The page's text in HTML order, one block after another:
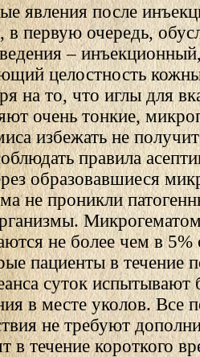
явления после
в первую очередь,
–
целостность
на то, что иглы для
очень тонкие,
избежать не
правила
образовавшиеся
не проникли
не более чем в 5%
пациенты в течение
суток испытывают
в месте уколов. Все
не требуют
в течение короткого